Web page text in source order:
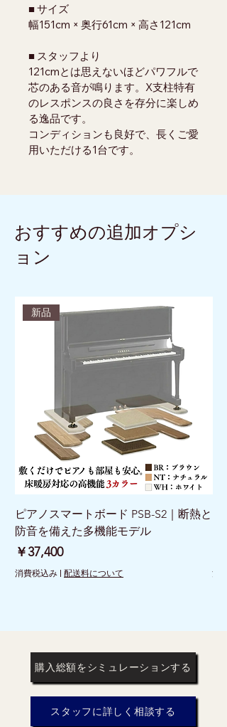
■ サイズ
幅151cm × 奥行61cm × 高さ121cm
■ スタッフより
121cmとは思えないほどパワフルで
芯のある音が鳴ります。X支柱特有
のレスポンスの良さを存分に楽しめ
る逸品です。
コンディションも良好で、長くご愛
用いただける1台です。
おすすめの追加オプシ
ョン
新品
ピアノスマートボード PSB-S2｜断熱と
防音を備えた多機能モデル
価格
￥37,400
消費税込み | 配送料について 消
購入総額をシミュレーションする
スタッフに詳しく相談する